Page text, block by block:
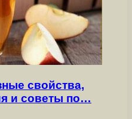
свойства,
и советы по…